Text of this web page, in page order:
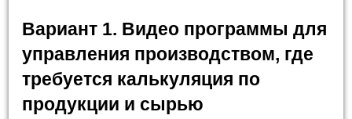
Вариант 1. Видео программы для
управления производством, где
требуется калькуляция по
продукции и сырью